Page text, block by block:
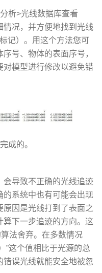
析>光线数据库查看
情况，并方便地找到光线
记）。用这个方法您可
号、物体的表面序号，
对模型进行修改以避免错
成的。
会导致不正确的光线追迹
的系统中也有可能会出现
因是光线打到了表面之
算下一步追迹的方向。这
法舍弃。在多数情况
”这个值相比于光源的总
错误光线就能安全地被忽